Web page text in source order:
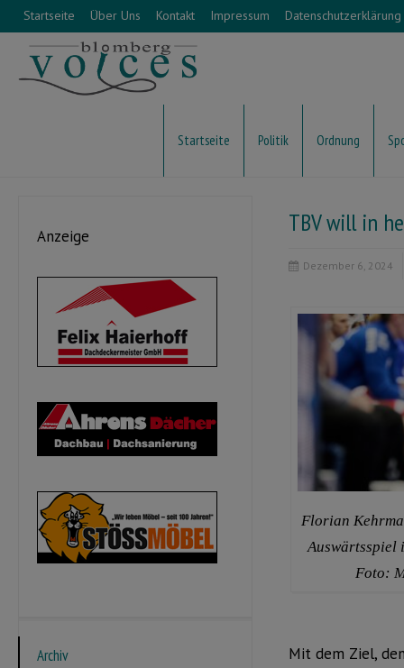
Startseite Über Uns Kontakt Impressum Datenschutzerklärung
Startseite Politik Ordnung
TBV will in
Dezember 6, 2024
Florian
Auswärtsspiel
Foto:
Mit dem Ziel,
Anzeige
Archiv